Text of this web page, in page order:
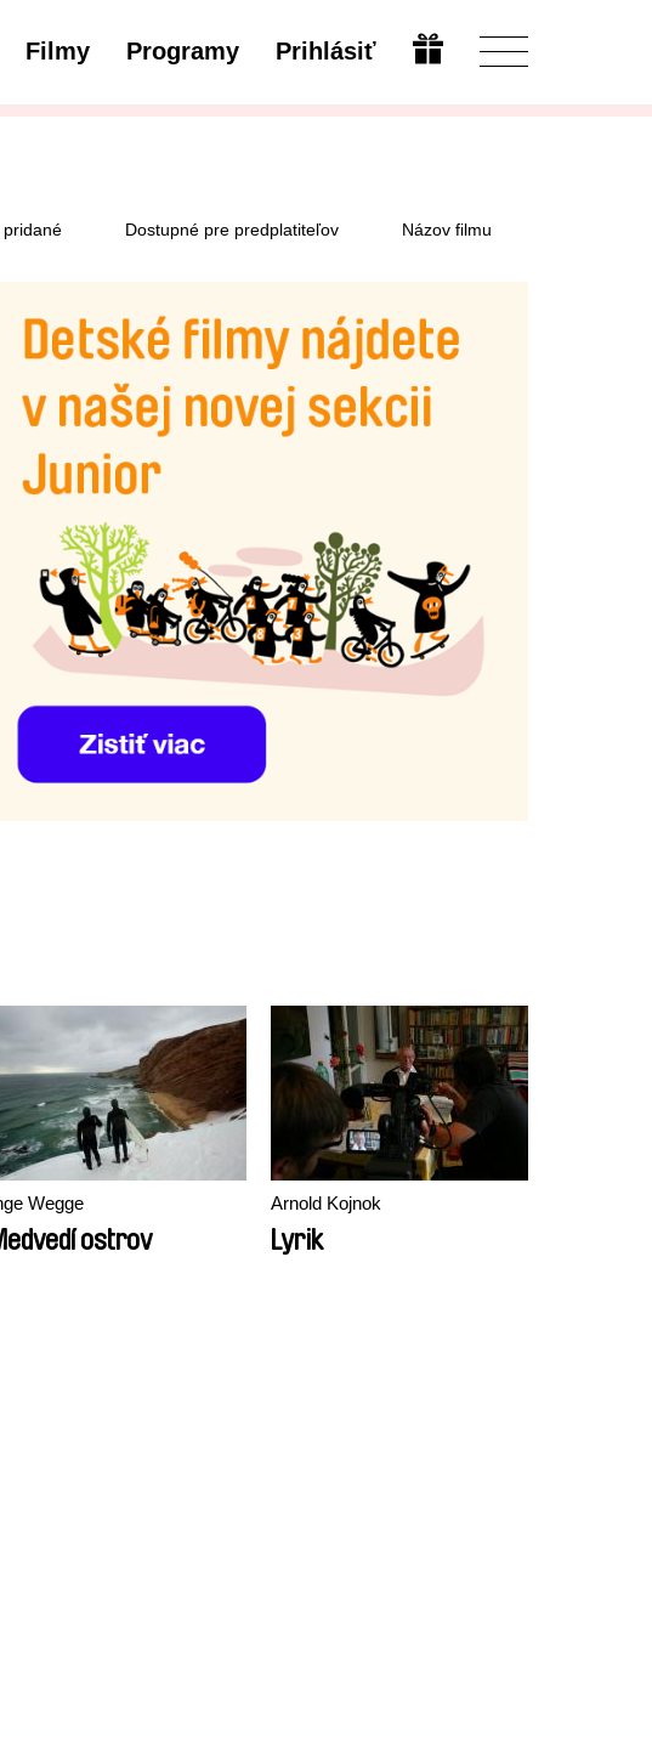
Filmy Programy Prihlásiť Upraviť
pridané Dostupné pre predplatiteľov Názov filmu
Wegge
ostrov
Arnold Kojnok
Lyrik